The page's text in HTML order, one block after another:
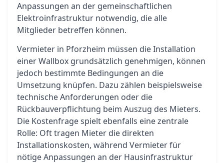
Anpassungen an der gemeinschaftlichen
Elektroinfrastruktur notwendig, die alle
Mitglieder betreffen können.
Vermieter in Pforzheim müssen die Installation
einer Wallbox grundsätzlich genehmigen, können
jedoch bestimmte Bedingungen an die
Umsetzung knüpfen. Dazu zählen beispielsweise
technische Anforderungen oder die
Rückbauverpflichtung beim Auszug des Mieters.
Die Kostenfrage spielt ebenfalls eine zentrale
Rolle: Oft tragen Mieter die direkten
Installationskosten, während Vermieter für
nötige Anpassungen an der Hausinfrastruktur